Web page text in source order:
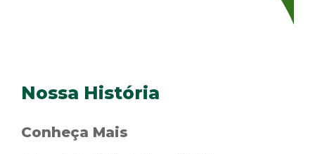
Nossa História
Conheça Mais